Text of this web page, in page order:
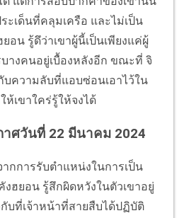
ะเด็นที่คลุมเครือ และไม่เป็น
อน รู้ดึว่าเขาผู้นี้เป็นเพียงแค่ผู้
างคนอยู่เบื้องหลังอีก ขณะที่ จิ
ความลับที่แอบซ่อนเอาไว้ใน
ห้เขาใคร่รู้ให้จงได้
าศวันที่ 22 มีนาคม 2024
กการรับตำแหน่งในการเป็น
ฮยอน รู้สึกผิดหวังในตัวเขาอยู่
กับที่เจ้าหน้าที่สายสืบได้ปฏิบัติ